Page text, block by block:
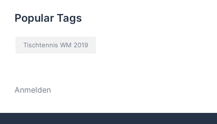
Popular Tags
Tischtennis WM 2019
Anmelden